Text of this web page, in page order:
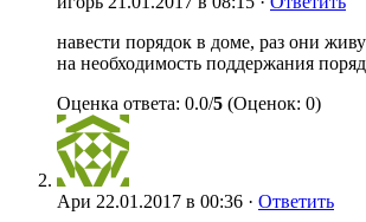
навести порядок в доме, раз они
на необходимость поддержания
Оценка ответа: 0.0/5 (Оценок: 0)
Ари 22.01.2017 в 00:36 · Ответить